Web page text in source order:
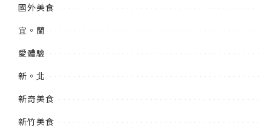
國外美食
宜。蘭
愛體驗
新。北
新奇美食
新竹美食